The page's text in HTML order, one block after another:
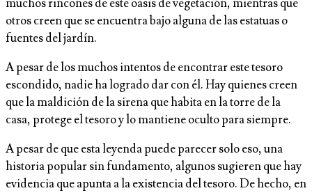
muchos rincones de este oasis de vegetación, mientras que
otros creen que se encuentra bajo alguna de las estatuas o
fuentes del jardín.
A pesar de los muchos intentos de encontrar este tesoro
escondido, nadie ha logrado dar con él. Hay quienes creen
que la maldición de la sirena que habita en la torre de la
casa, protege el tesoro y lo mantiene oculto para siempre.
A pesar de que esta leyenda puede parecer solo eso, una
historia popular sin fundamento, algunos sugieren que hay
evidencia que apunta a la existencia del tesoro. De hecho, en